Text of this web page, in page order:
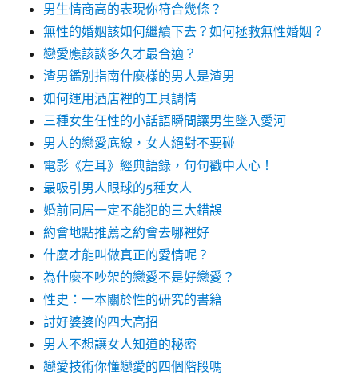
男生情商高的表現你符合幾條？
無性的婚姻該如何繼續下去？如何拯救無性婚姻？
戀愛應該談多久才最合適？
渣男鑑別指南什麼樣的男人是渣男
如何運用酒店裡的工具調情
三種女生任性的小話語瞬間讓男生墜入愛河
男人的戀愛底線，女人絕對不要碰
電影《左耳》經典語錄，句句戳中人心！
最吸引男人眼球的5種女人
婚前同居一定不能犯的三大錯誤
約會地點推薦之約會去哪裡好
什麼才能叫做真正的愛情呢？
為什麼不吵架的戀愛不是好戀愛？
性史：一本關於性的研究的書籍
討好婆婆的四大高招
男人不想讓女人知道的秘密
戀愛技術你懂戀愛的四個階段嗎